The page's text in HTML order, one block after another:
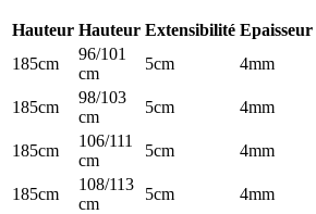
Hauteur Hauteur Extensibilité Epaisseur
185cm
96/101
cm
5cm 4mm
185cm
98/103
cm
5cm 4mm
185cm
106/111
cm
5cm 4mm
185cm
108/113
cm
5cm 4mm